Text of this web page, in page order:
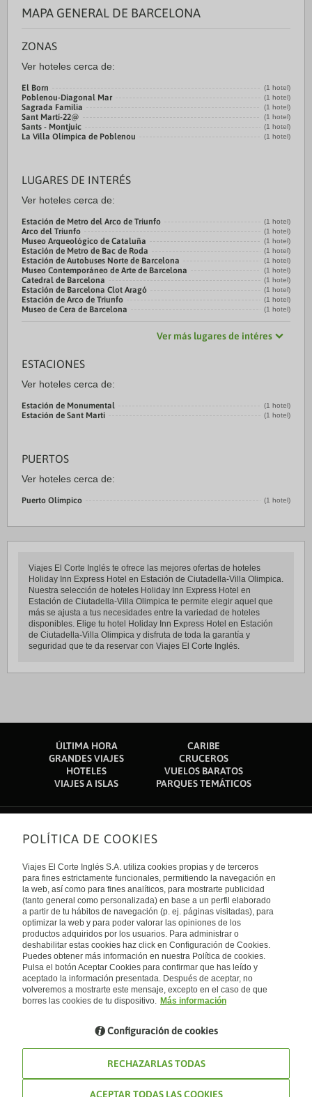
MAPA GENERAL DE BARCELONA
ZONAS
Ver hoteles cerca de:
El Born (1 hotel)
Poblenou-Diagonal Mar (1 hotel)
Sagrada Familia (1 hotel)
Sant Martí-22@ (1 hotel)
Sants - Montjuic (1 hotel)
La Villa Olímpica de Poblenou (1 hotel)
LUGARES DE INTERÉS
Ver hoteles cerca de:
Estación de Metro del Arco de Triunfo (1 hotel)
Arco del Triunfo (1 hotel)
Museo Arqueológico de Cataluña (1 hotel)
Estación de Metro de Bac de Roda (1 hotel)
Estación de Autobuses Norte de Barcelona (1 hotel)
Museo Contemporáneo de Arte de Barcelona (1 hotel)
Catedral de Barcelona (1 hotel)
Estación de Barcelona Clot Aragó (1 hotel)
Estación de Arco de Triunfo (1 hotel)
Museo de Cera de Barcelona (1 hotel)
Ver más lugares de intéres
ESTACIONES
Ver hoteles cerca de:
Estación de Monumental (1 hotel)
Estación de Sant Marti (1 hotel)
PUERTOS
Ver hoteles cerca de:
Puerto Olímpico (1 hotel)
Viajes El Corte Inglés te ofrece las mejores ofertas de hoteles
Holiday Inn Express Hotel en Estación de Ciutadella-Villa Olimpica.
Nuestra selección de hoteles Holiday Inn Express Hotel en
Estación de Ciutadella-Villa Olimpica te permite elegir aquel que
más se ajusta a tus necesidades entre la variedad de hoteles
disponibles. Elige tu hotel Holiday Inn Express Hotel en Estación
de Ciutadella-Villa Olimpica y disfruta de toda la garantía y
seguridad que te da reservar con Viajes El Corte Inglés.
ÚLTIMA HORA
CARIBE
GRANDES VIAJES
CRUCEROS
HOTELES
VUELOS BARATOS
VIAJES A ISLAS
PARQUES TEMÁTICOS
Sobre nosotros
Quiénes somos
Financiación
Sostenibilidad
Turismo accesible
Tarjeta El Corte Inglés
Trabaja con nosotros
El Corte Inglés
Canal Ético
Enlaces de interés
Guías de viaje
Catálogos
Auto check-in
Condiciones Generales
Política de privacidad
Política de cookies
Accesibilidad
Empresas/ Grupos
Internacional
España
Visita nuestro blog
Blog de Viajes el Corte inglés
POLÍTICA DE COOKIES
Viajes El Corte Inglés S.A. utiliza cookies propias y de terceros
para fines estrictamente funcionales, permitiendo la navegación en
la web, así como para fines analíticos, para mostrarte publicidad
(tanto general como personalizada) en base a un perfil elaborado
a partir de tu hábitos de navegación (p. ej. páginas visitadas), para
optimizar la web y para poder valorar las opiniones de los
productos adquiridos por los usuarios. Para administrar o
deshabilitar estas cookies haz click en Configuración de Cookies.
Puedes obtener más información en nuestra Política de cookies.
Pulsa el botón Aceptar Cookies para confirmar que has leído y
aceptado la información presentada. Después de aceptar, no
volveremos a mostrarte este mensaje, excepto en el caso de que
borres las cookies de tu dispositivo. Más información
Configuración de cookies
RECHAZARLAS TODAS
ACEPTAR TODAS LAS COOKIES